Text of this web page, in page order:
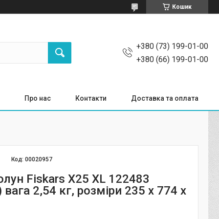
Кошик
+380 (73) 199-01-00
+380 (66) 199-01-00
Про нас Контакти Доставка та оплата
Код:00020957
Fiskars X25 XL 122483
2,54 кг, розміри 235 x 774 x